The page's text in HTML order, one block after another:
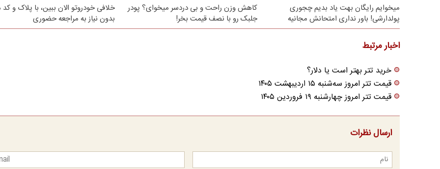
میخوایم رایگان بهت یاد بدیم چجوری
پولدارشی! باور نداری امتحانش مجانیه
کاهش وزن راحت و بی دردسر میخوای؟ پودر
جلبک رو با نصف قیمت بخر!
خلافی خودروتو الان ببین، با پلاک و کد
بدون نیاز به مراجعه حضوری
اخبار مرتبط
خرید تتر بهتر است یا دلار؟
قیمت تتر امروز سه‌شنبه ۱۵ اردیبهشت ۱۴۰۵
قیمت تتر امروز چهارشنبه ۱۹ فروردین ۱۴۰۵
ارسال نظرات